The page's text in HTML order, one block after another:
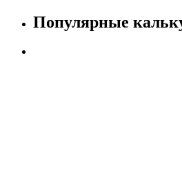
Популярные